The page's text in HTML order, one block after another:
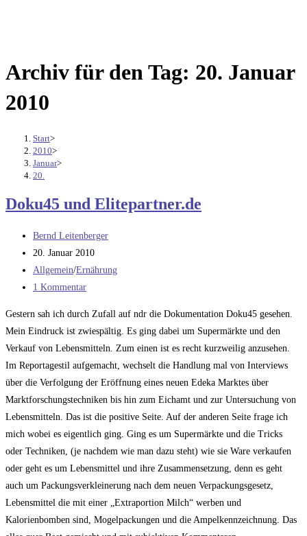
Archiv für den Tag: 20. Januar
2010
Start>
2010>
Januar>
20.
Doku45 und Elitepartner.de
Beitrags-
Autor:
Bernd Leitenberger
Beitrag
veröffentlicht:
20. Januar 2010
Beitrags-
Kategorie:
Allgemein/Ernährung
Beitrags-
1 Kommentar
Gestern sah ich durch Zufall auf ndr die Dokumentation Doku45 gesehen.
Mein Eindruck ist zwiespältig. Es ging dabei um Supermärkte und den
Verkauf von Lebensmitteln. Zum einen ist es recht kurzweilig anzusehen.
Im Reportagestil aufgemacht, wechselt die Handlung mal von Interviews
über die Verfolgung der Eröffnung eines neuen Edeka Marktes über
Marktforschungstechniken bis hin zum Eichamt und zur Untersuchung von
Lebensmitteln. Das ist die positive Seite. Auf der anderen Seite frage ich
mich wobei es eigentlich ging. Ging es um Supermärkte und die Tricks
oder Techniken, (je nachdem wie man dazu steht) wie sie Ware verkaufen
oder geht es um Lebensmittel und ihre Zusammensetzung, denn es geht
auch um Packungsverkleinerung nach dem neuen Verpackungsgesetz,
Lebensmittel die mit einer „Extraportion Milch“ werben und
Kalorienbomben sind, Mogelpackungen und die Ampelkennzeichnung. Das